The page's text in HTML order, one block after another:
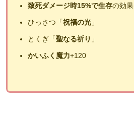
致死ダメージ時15%で生存の効果
ひっさつ「祝福の光」
とくぎ「聖なる祈り 」
かいふく魔力+120